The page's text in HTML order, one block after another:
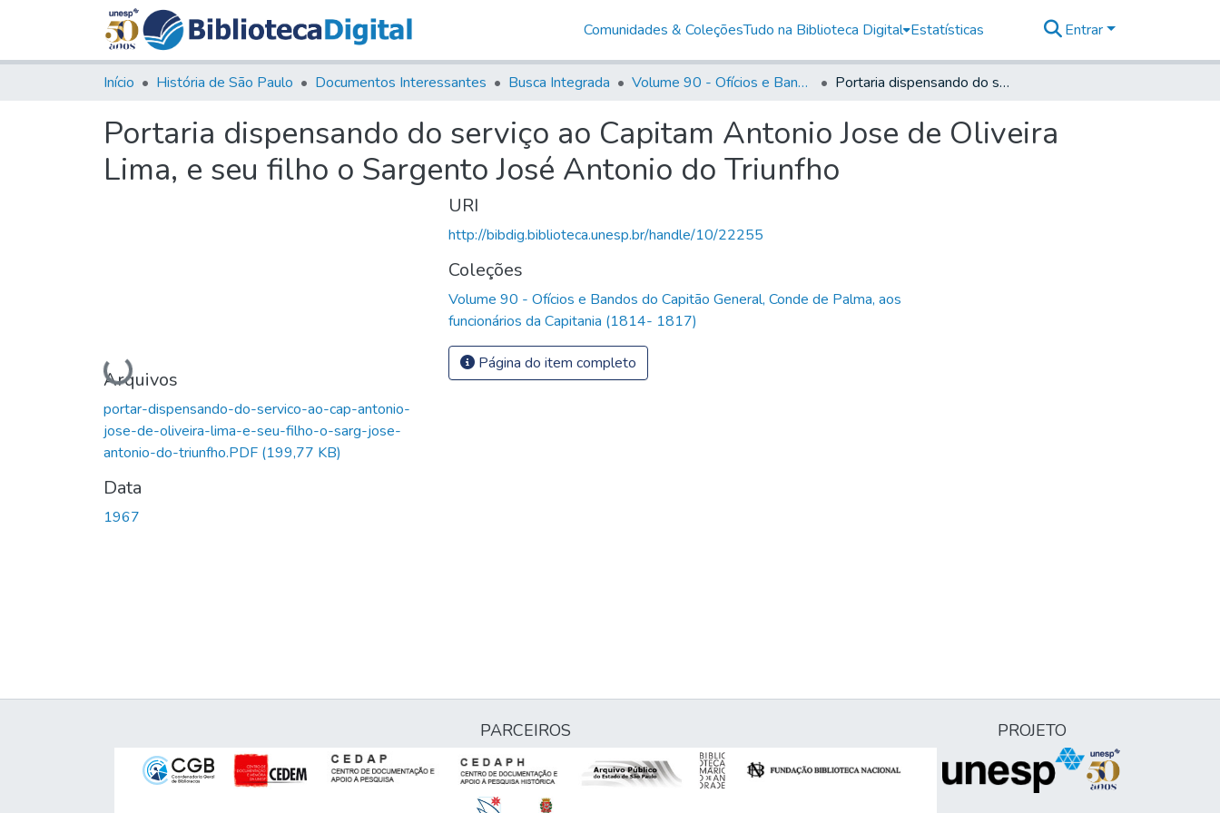
Comunidades & ColeçõesTudo na Biblioteca Digital Estatísticas Entrar
Início História de São Paulo Documentos Interessantes Busca Integrada Volume 90 - Ofícios e Bandos do Capitão General, Conde de Palma, aos funcionários da Capitania (1814- 1817) Portaria dispensando do serviço ao Capitam Antonio Jose de Oliveira Lima, e seu filho o Sargento José Antonio do Triunfho
Portaria dispensando do serviço ao Capitam Antonio Jose de Oliveira
Lima, e seu filho o Sargento José Antonio do Triunfho
Carregando...
Arquivos
portar-dispensando-do-servico-ao-cap-antonio-
jose-de-oliveira-lima-e-seu-filho-o-sarg-jose-
antonio-do-triunfho.PDF (199,77 KB)
Data
1967
URI
http://bibdig.biblioteca.unesp.br/handle/10/22255
Coleções
Volume 90 - Ofícios e Bandos do Capitão General, Conde de Palma, aos
funcionários da Capitania (1814- 1817)
Página do item completo
PARCEIROS PROJETO